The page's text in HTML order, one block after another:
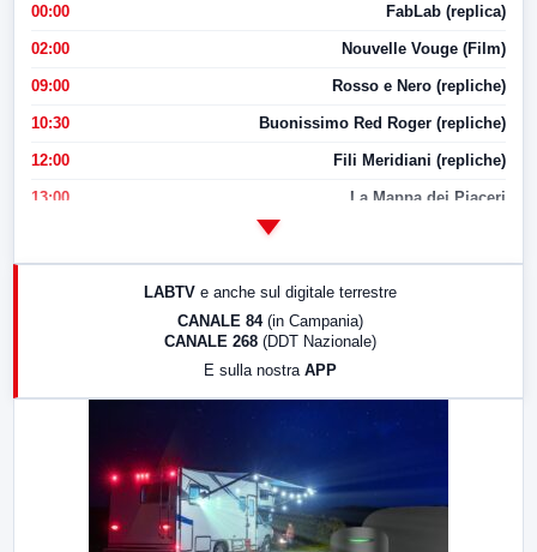
00:00 FabLab (replica)
02:00 Nouvelle Vouge (Film)
09:00 Rosso e Nero (repliche)
10:30 Buonissimo Red Roger (repliche)
12:00 Fili Meridiani (repliche)
13:00 La Mappa dei Piaceri
LABTV e anche sul digitale terrestre
CANALE 84 (in Campania)
CANALE 268 (DDT Nazionale)
E sulla nostra APP